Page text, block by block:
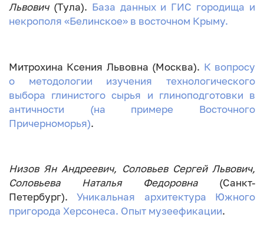
Львович (Тула). База данных и ГИС городища и
некрополя «Белинское» в восточном Крыму.
Митрохина Ксения Львовна (Москва). К вопросу
о методологии изучения технологического
выбора глинистого сырья и глиноподготовки в
античности (на примере Восточного
Причерноморья).
Низов Ян Андреевич, Соловьев Сергей Львович,
Соловьева Наталья Федоровна (Санкт-
Петербург).Уникальная архитектура Южного
пригорода Херсонеса. Опыт музеефикации.